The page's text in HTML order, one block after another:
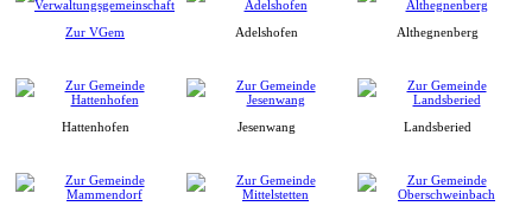
Zur VGem Adelshofen Althegnenberg
Hattenhofen Jesenwang Landsberied